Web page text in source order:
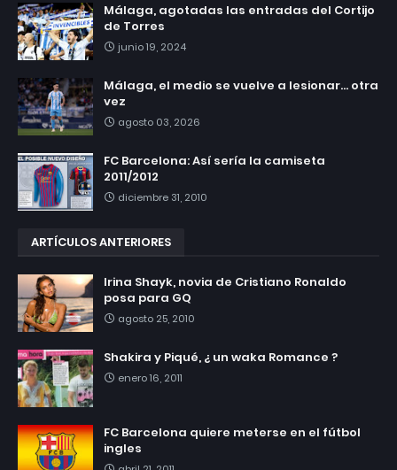
Málaga, agotadas las entradas del Cortijo
de Torres
junio 19, 2024
Málaga, el medio se vuelve a lesionar... otra
vez
agosto 03, 2026
FC Barcelona: Así sería la camiseta
2011/2012
diciembre 31, 2010
ARTÍCULOS ANTERIORES
Irina Shayk, novia de Cristiano Ronaldo
posa para GQ
agosto 25, 2010
Shakira y Piqué, ¿ un waka Romance ?
enero 16, 2011
FC Barcelona quiere meterse en el fútbol
ingles